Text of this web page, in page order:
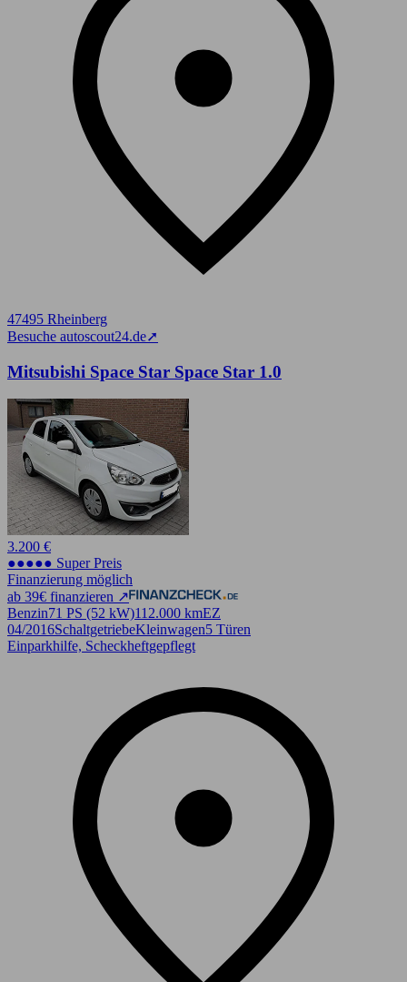
47495 Rheinberg
Besuche autoscout24.de➚
Mitsubishi Space Star Space Star 1.0
3.200 €
●●●●● Super Preis
Finanzierung möglich
ab 39€ finanzieren ↗
Benzin71 PS (52 kW)112.000 kmEZ
04/2016SchaltgetriebeKleinwagen5 Türen
Einparkhilfe, Scheckheftgepflegt